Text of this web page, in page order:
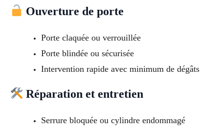
Ouverture de porte
Porte claquée ou verrouillée
Porte blindée ou sécurisée
Intervention rapide avec minimum de dégâts
Réparation et entretien
Serrure bloquée ou cylindre endommagé